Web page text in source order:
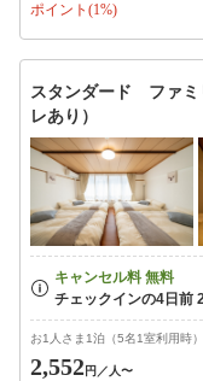
ポイント(1%)
スタンダード ファミ
レあり）
お1人さま1泊（5名1室利用時
2,552円 ／人〜